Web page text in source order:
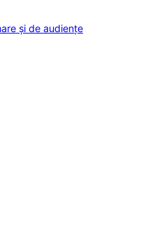
și de audiențe